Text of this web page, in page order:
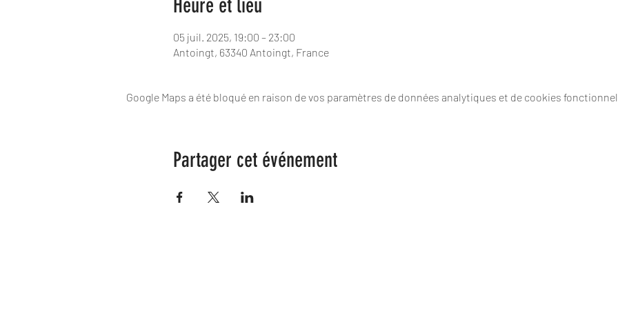
Heure et lieu
05 juil. 2025, 19:00 – 23:00
Antoingt, 63340 Antoingt, France
Google Maps a été bloqué en raison de vos paramètres de données analytiques et de cookies
Partager cet événement